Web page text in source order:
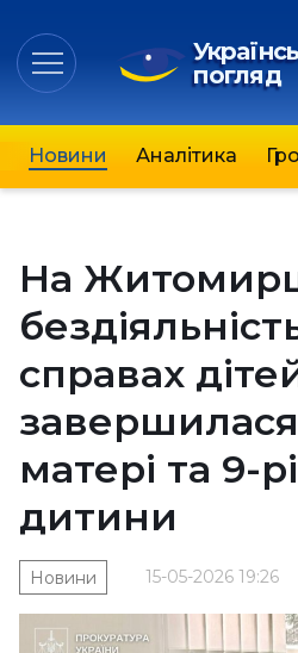
погляд
Новини Аналітика
На
справах
матері та 9-
дитини
15-05-2026 19:26
Новини